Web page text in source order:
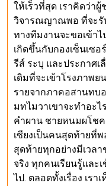
ให้เร็วที่สุด เราคิดว่า
วิจารณญาณพอ ที่จะรั
ทางทีมงานจะขอเข้า
เกิดขึ้นกับกองเซ็นเซอ
รีส์ ระบุ และประกาศ
เดิมที่จะเข้าโรงภาพ
รายจากภาคอสานทบ
มทไมวาเขาจะทำอะ
คำผาน ชายหนมผโชค
เซียงเป็นคนสุดท้ายที่
สุดท้ายทุกอย่างมีเวล
จริง ทุกคนเรียนรู้และ
ไป. ตลอดทั้งเรื่อง เรา